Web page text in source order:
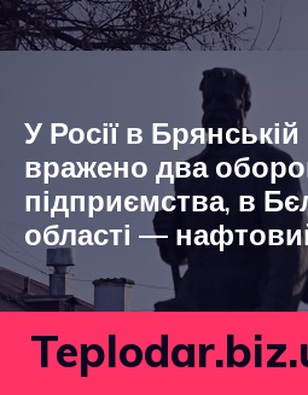
У Росії в Брянській
вражено два
підприємства, в
області —